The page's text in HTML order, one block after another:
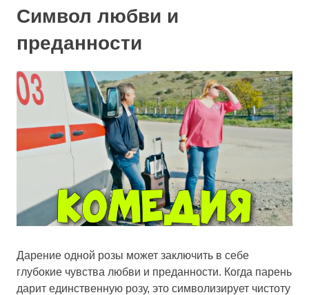
Символ любви и
преданности
Дарение одной розы может заключить в себе
глубокие чувства любви и преданности. Когда парень
дарит единственную розу, это символизирует чистоту